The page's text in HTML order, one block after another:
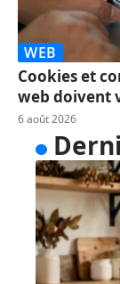
WEB
Cookies et
web doivent
6 août 2026